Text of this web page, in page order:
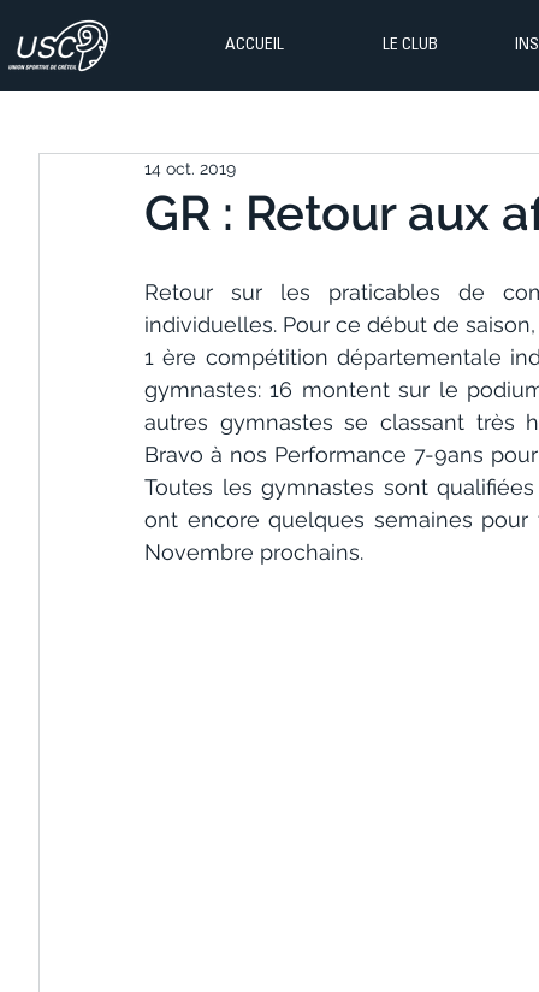
ACCUEIL LE CLUB
GR : Retour aux
14 oct. 2019
Retour sur les praticables de
individuelles. Pour ce début de
1 ère compétition départementale
gymnastes: 16 montent sur le
autres gymnastes se classant très
Bravo à nos Performance 7-9ans
Toutes les gymnastes sont
ont encore quelques semaines
Novembre prochains.